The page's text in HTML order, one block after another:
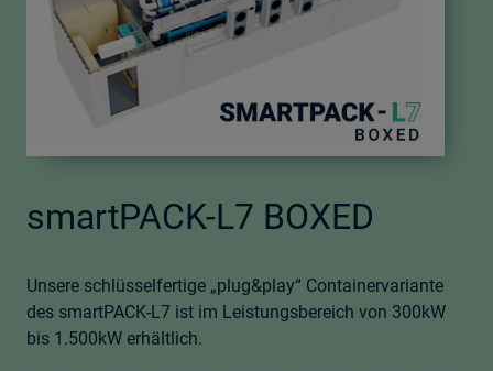
smartPACK-L7 BOXED
Unsere schlüsselfertige „plug&play“ Containervariante
des smartPACK-L7 ist im Leistungsbereich von 300kW
bis 1.500kW erhältlich.